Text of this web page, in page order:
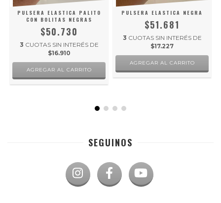
PULSERA ELASTICA PALITO
CON BOLITAS NEGRAS
$50.730
3 CUOTAS SIN INTERÉS DE
$16.910
PULSERA ELASTICA NEGRA
$51.681
3 CUOTAS SIN INTERÉS DE
$17.227
SEGUINOS